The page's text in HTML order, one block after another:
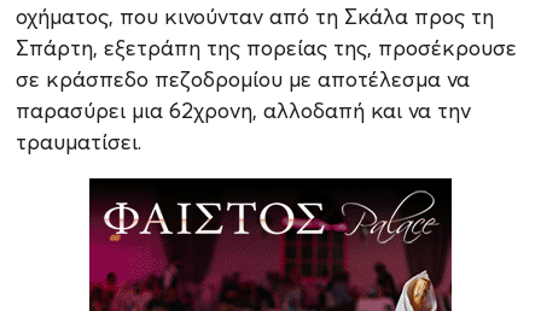
οχήματος, που κινούνταν από τη Σκάλα προς τη
Σπάρτη, εξετράπη της πορείας της, προσέκρουσε
σε κράσπεδο πεζοδρομίου με αποτέλεσμα να
παρασύρει μια 62χρονη, αλλοδαπή και να την
τραυματίσει.